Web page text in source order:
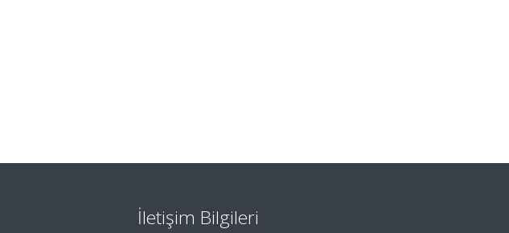
İletişim Bilgileri